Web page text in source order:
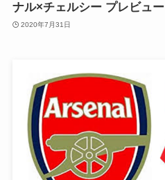
ナル×チェルシー プレビュー
2020年7月31日